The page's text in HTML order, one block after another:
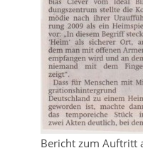
Bericht zum Auftritt